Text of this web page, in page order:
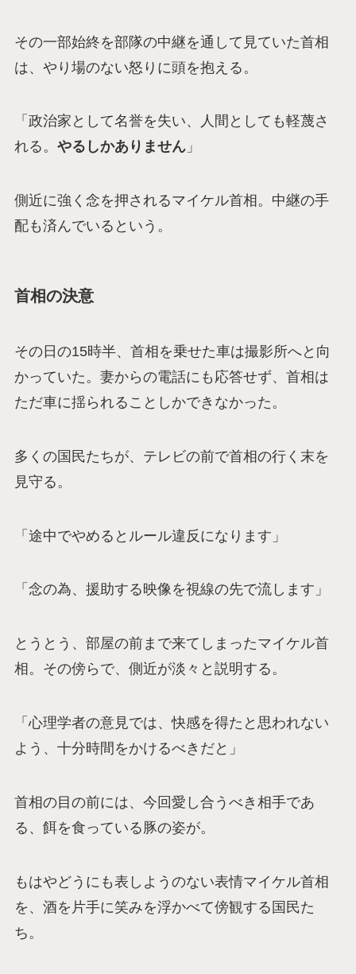
その一部始終を部隊の中継を通して見ていた首相
は、やり場のない怒りに頭を抱える。
「政治家として名誉を失い、人間としても軽蔑さ
れる。 やるしかありません」
側近に強く念を押されるマイケル首相。中継の手
配も済んでいるという。
首相の決意
その日の15時半、首相を乗せた車は撮影所へと向
かっていた。妻からの電話にも応答せず、首相は
ただ車に揺られることしかできなかった。
多くの国民たちが、テレビの前で首相の行く末を
見守る。
「途中でやめるとルール違反になります」
「念の為、援助する映像を視線の先で流します」
とうとう、部屋の前まで来てしまったマイケル首
相。その傍らで、側近が淡々と説明する。
「心理学者の意見では、快感を得たと思われない
よう、十分時間をかけるべきだと」
首相の目の前には、今回愛し合うべき相手であ
る、餌を食っている豚の姿が。
もはやどうにも表しようのない表情マイケル首相
を、酒を片手に笑みを浮かべて傍観する国民た
ち。